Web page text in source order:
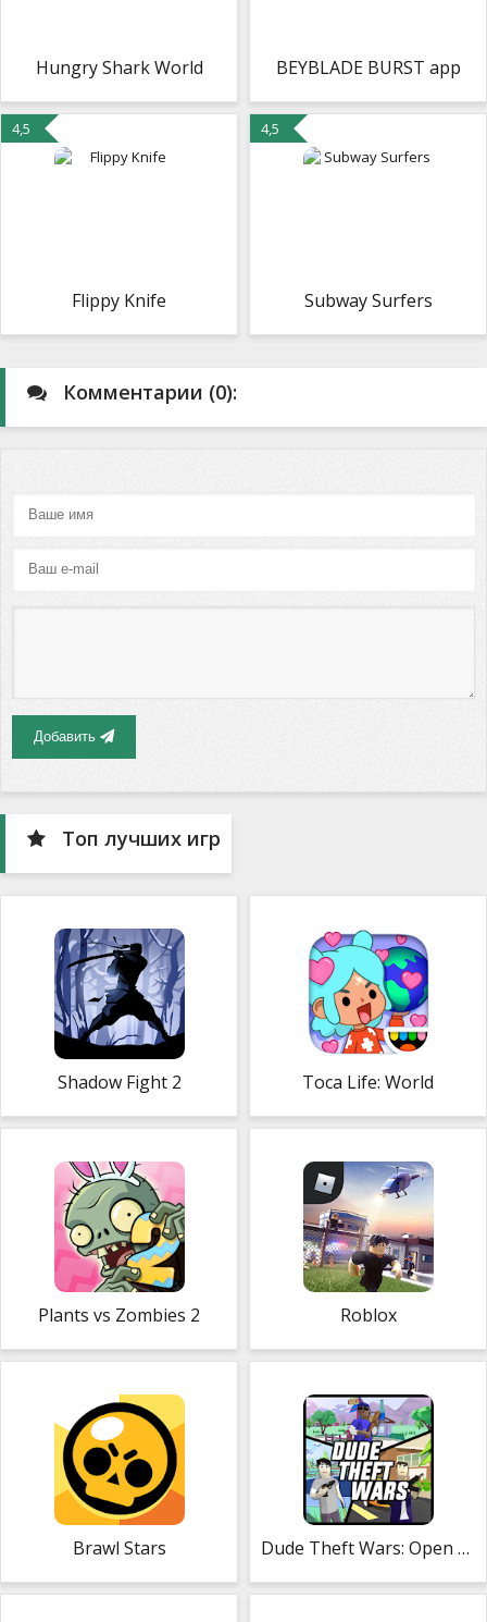
Hungry Shark World BEYBLADE BURST app
4,5
Flippy Knife
4,5
Subway Surfers
Комментарии (0):
Добавить
Топ лучших игр
Shadow Fight 2 Toca Life: World
Plants vs Zombies 2 Roblox
Brawl Stars Dude Theft Wars: Open World Sandbox Simulator